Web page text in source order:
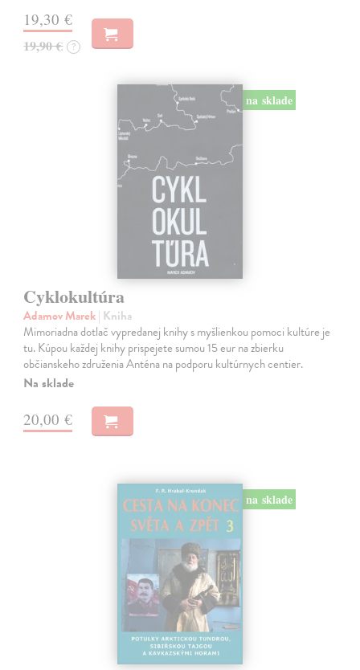
19,30 €
19,90 € ?
na sklade
Cyklokultúra
Adamov Marek| Kniha
Mimoriadna dotlač vypredanej knihy s myšlienkou pomoci kultúre je
tu. Kúpou každej knihy prispejete sumou 15 eur na zbierku
občianskeho združenia Anténa na podporu kultúrnych centier.
Na sklade
20,00 €
na sklade